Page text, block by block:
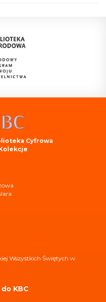
Cyfrowa
Wszystkich Świętych w
KBC